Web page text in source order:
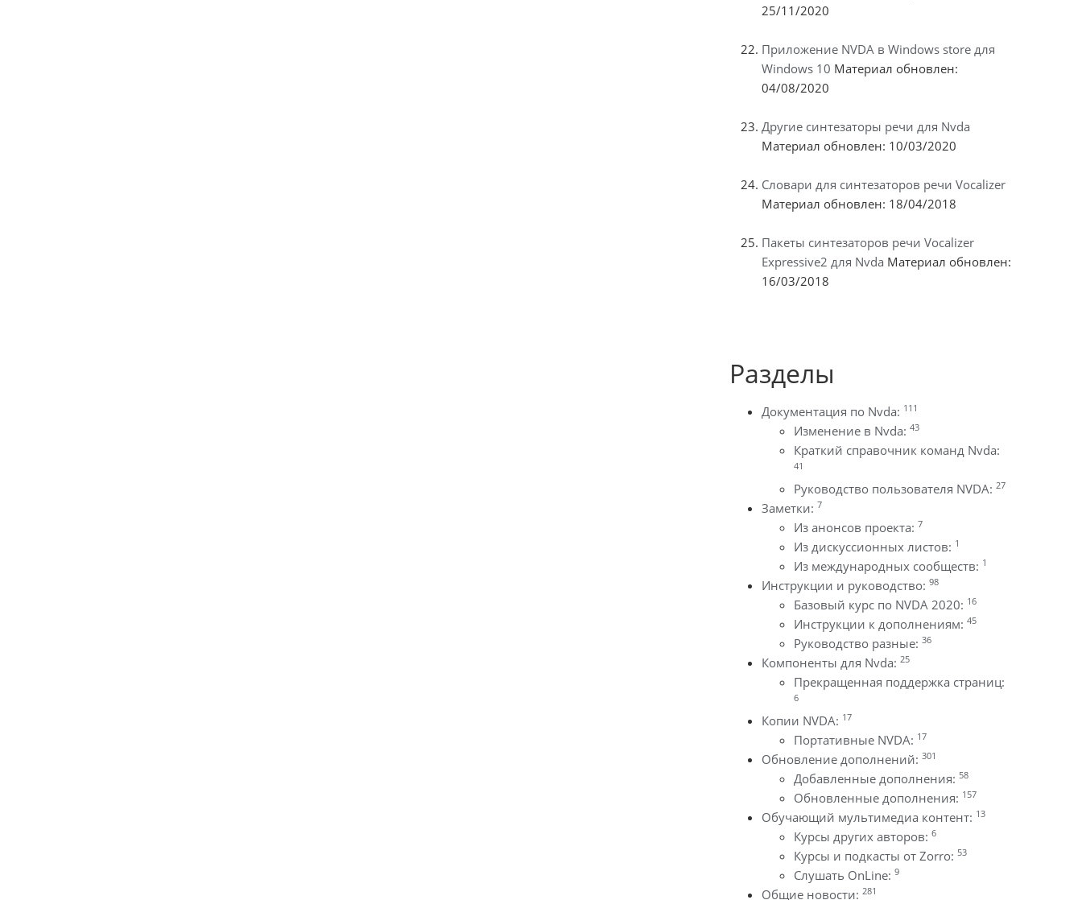
25/11/2020
Приложение NVDA в Windows store для
Windows 10 Материал обновлен:
04/08/2020
Другие синтезаторы речи для Nvda
Материал обновлен: 10/03/2020
Словари для синтезаторов речи Vocalizer
Материал обновлен: 18/04/2018
Пакеты синтезаторов речи Vocalizer
Expressive2 для Nvda Материал обновлен:
16/03/2018
Разделы
Документация по Nvda: 111
Изменение в Nvda: 43
Краткий справочник команд Nvda:
41
Руководство пользователя NVDA: 27
Заметки: 7
Из анонсов проекта: 7
Из дискуссионных листов: 1
Из международных сообществ: 1
Инструкции и руководство: 98
Базовый курс по NVDA 2020: 16
Инструкции к дополнениям: 45
Руководство разные: 36
Компоненты для Nvda: 25
Прекращенная поддержка страниц:
6
Копии NVDA: 17
Портативные NVDA: 17
Обновление дополнений: 301
Добавленные дополнения: 58
Обновленные дополнения: 157
Обучающий мультимедиа контент: 13
Курсы других авторов: 6
Курсы и подкасты от Zorro: 53
Слушать OnLine: 9
Общие новости: 281